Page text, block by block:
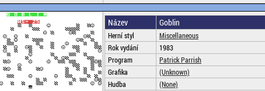
Název Goblin
Herní styl
Miscellaneous
Rok vydání
1983
Program
Patrick Parrish
Grafika
(Unknown)
Hudba
(None)